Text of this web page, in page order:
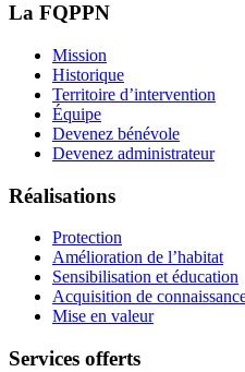
La FQPPN
Mission
Historique
Territoire d’intervention
Équipe
Devenez bénévole
Devenez administrateur
Réalisations
Protection
Amélioration de l’habitat
Sensibilisation et éducation
Acquisition de
Mise en valeur
Services offerts